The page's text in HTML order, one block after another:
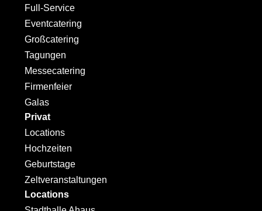
Full-Service
Eventcatering
Großcatering
Tagungen
Messecatering
Firmenfeier
Galas
Privat
Locations
Hochzeiten
Geburtstage
Zeltveranstaltungen
Locations